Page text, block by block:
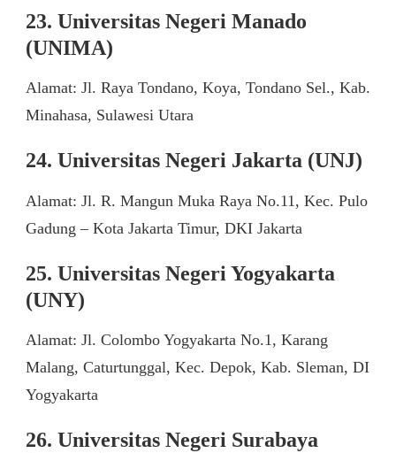
23. Universitas Negeri Manado
(UNIMA)
Alamat: Jl. Raya Tondano, Koya, Tondano Sel., Kab.
Minahasa, Sulawesi Utara
24. Universitas Negeri Jakarta (UNJ)
Alamat: Jl. R. Mangun Muka Raya No.11, Kec. Pulo
Gadung – Kota Jakarta Timur, DKI Jakarta
25. Universitas Negeri Yogyakarta
(UNY)
Alamat: Jl. Colombo Yogyakarta No.1, Karang
Malang, Caturtunggal, Kec. Depok, Kab. Sleman, DI
Yogyakarta
26. Universitas Negeri Surabaya